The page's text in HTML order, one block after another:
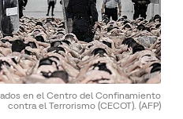
en el Centro del Confinamiento
contra el Terrorismo (CECOT). (AFP)